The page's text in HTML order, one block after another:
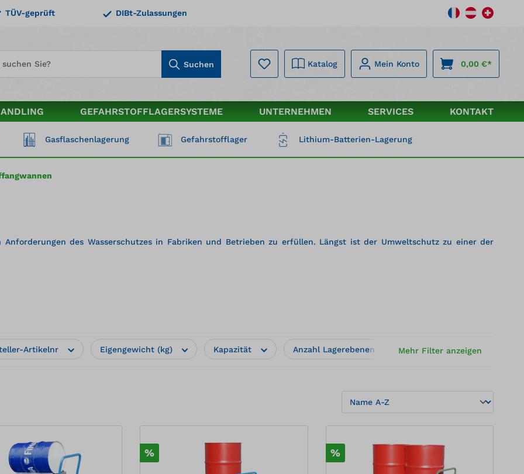
TÜV-geprüft DIBt-Zulassungen
Suchen Katalog Mein Konto 0,00 €*
GEFAHRSTOFFLAGERSYSTEME UNTERNEHMEN SERVICES KONTAKT
Gasflaschenlagerung Gefahrstofflager Lithium-Batterien-Lagerung
des Wasserschutzes in Fabriken und Betrieben zu erfüllen. Längst ist der Umweltschutz zu einer der
Mehr Filter anzeigen
Artikelnr Eigengewicht (kg) Kapazität Anzahl Lagerebenen Auffangvolumen / Inhalt
% %